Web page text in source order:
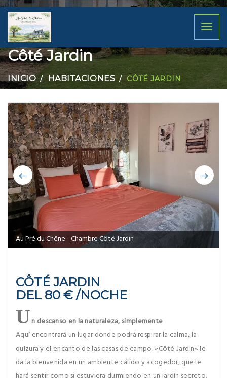
Côté Jardin
INICIO HABITACIONES CÔTÉ JARDIN
Au Pré du Chêne - Chambre Côté Jardin
CÔTÉ JARDIN
DEL 80 € /NOCHE
Un descanso en la naturaleza, simplemente
Aquí encontrará un lugar donde podrá respirar la calma, la
dulzura y el encanto de las casas de campo. «Côté Jardin» le
da la bienvenida en un ambiente cálido y acogedor, que le